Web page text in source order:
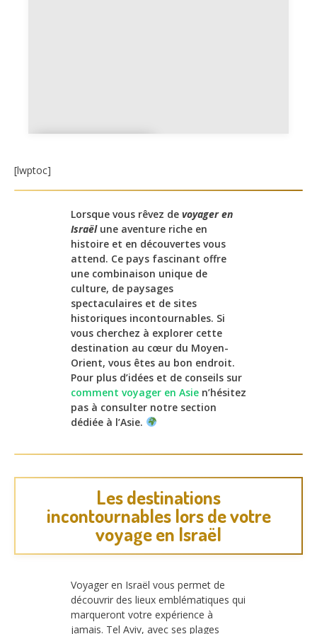
[lwptoc]
Lorsque vous rêvez de voyager en
Israëlune aventure riche en
histoire et en découvertes vous
attend. Ce pays fascinant offre
une combinaison unique de
culture, de paysages
spectaculaires et de sites
historiques incontournables. Si
vous cherchez à explorer cette
destination au cœur du Moyen-
Orient, vous êtes au bon endroit.
Pour plus d’idées et de conseils sur
comment voyager en Asie n’hésitez
pas à consulter notre section
dédiée à l’Asie.
Les destinations
incontournables lors de votre
voyage en Israël
Voyager en Israël vous permet de
découvrir des lieux emblématiques qui
marqueront votre expérience à
jamais. Tel Aviv, avec ses plages